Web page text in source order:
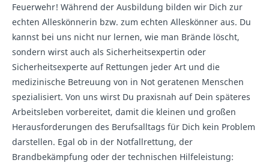
Feuerwehr! Während der Ausbildung bilden wir Dich zur
echten Alleskönnerin bzw. zum echten Alleskönner aus. Du
kannst bei uns nicht nur lernen, wie man Brände löscht,
sondern wirst auch als Sicherheitsexpertin oder
Sicherheitsexperte auf Rettungen jeder Art und die
medizinische Betreuung von in Not geratenen Menschen
spezialisiert. Von uns wirst Du praxisnah auf Dein späteres
Arbeitsleben vorbereitet, damit die kleinen und großen
Herausforderungen des Berufsalltags für Dich kein Problem
darstellen. Egal ob in der Notfallrettung, der
Brandbekämpfung oder der technischen Hilfeleistung: